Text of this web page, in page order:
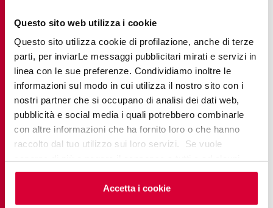
Questo sito web utilizza i cookie
Questo sito utilizza cookie di profilazione, anche di terze
parti, per inviarLe messaggi pubblicitari mirati e servizi in
linea con le sue preferenze. Condividiamo inoltre le
informazioni sul modo in cui utilizza il nostro sito con i
nostri partner che si occupano di analisi dei dati web,
pubblicità e social media i quali potrebbero combinarle
con altre informazioni che ha fornito loro o che hanno
raccolto dal tuo utilizzo sui loro servizi. Se vuole
cookieclicchi qui. Il consenso può essere espresso
cliccando sul tasto “Accetta i cookie”. Se non vuole i
cookie di profilazione può negare il consenso sul tasto
Accetta i cookie
TENDENCIAS, SUGERENCIAS
Generaciones conectadas: la inteligencia
intergeneracional en la arquitectura
contemporánea